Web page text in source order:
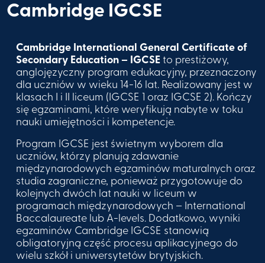
​Cambridge IGCSE
Cambridge International General Certificate of
Secondary Education – IGCSE to prestiżowy,
anglojęzyczny program edukacyjny, przeznaczony
dla uczniów w wieku 14-16 lat. Realizowany jest w
klasach I i II liceum (IGCSE 1 oraz IGCSE 2). Kończy
się egzaminami, które weryfikują nabyte w toku
nauki umiejętności i kompetencje.
Program IGCSE jest świetnym wyborem dla
uczniów, którzy planują zdawanie
międzynarodowych egzaminów maturalnych oraz
studia zagraniczne, ponieważ przygotowuje do
kolejnych dwóch lat nauki w liceum w
programach międzynarodowych – International
Baccalaureate lub A-levels. Dodatkowo, wyniki
egzaminów Cambridge IGCSE stanowią
obligatoryjną część procesu aplikacyjnego do
wielu szkół i uniwersytetów brytyjskich.